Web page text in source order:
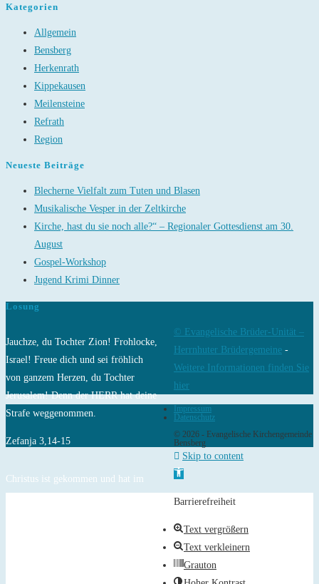
Kategorien
Allgemein
Bensberg
Herkenrath
Kippekausen
Meilensteine
Refrath
Region
Neueste Beiträge
Blecherne Vielfalt zum Tuten und Blasen
Musikalische Vesper in der Zeltkirche
Kirche, hast du sie noch alle?“ – Regionaler Gottesdienst am 30.
August
Gospel-Workshop
Jugend Krimi Dinner
Losung
Jauchze, du Tochter Zion! Frohlocke,
Israel! Freue dich und sei fröhlich
von ganzem Herzen, du Tochter
Jerusalem! Denn der HERR hat deine
Strafe weggenommen.
Zefanja 3,14-15
Christus ist gekommen und hat im
© Evangelische Brüder-Unität –
Herrnhuter Brüdergemeine -
Weitere Informationen finden Sie
hier
Impressum
Datenschutz
© 2026 - Evangelische Kirchengemeinde
Bensberg
Skip to content
Open toolbar
Barrierefreiheit
Text vergrößern
Text verkleinern
Grauton